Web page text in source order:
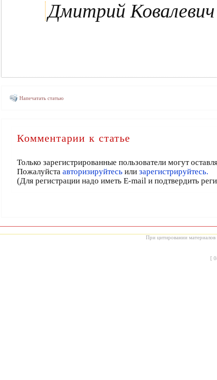
Дмитрий Ковалевич
Напечатать статью
Комментарии к статье
Только зарегистрированные пользователи могут
Пожалуйста авторизируйтесьили зарегистрируйтесь.
(Для регистрации надо иметь E-mail и подтвердить
При цитировании материалов
[